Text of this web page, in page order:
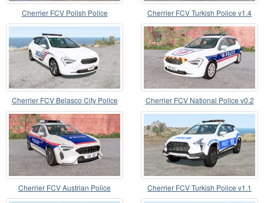
Cherrier FCV Polish Police Cherrier FCV Turkish Police v1.4
Cherrier FCV Belasco City Police
v1.2.2
Cherrier FCV National Police v0.2
Cherrier FCV Austrian Police Cherrier FCV Turkish Police v1.1